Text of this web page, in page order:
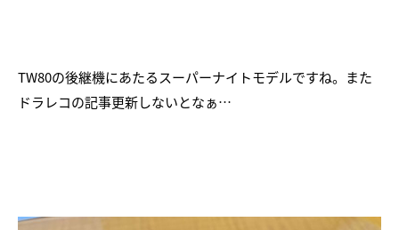
TW80の後継機にあたるスーパーナイトモデルですね。また
ドラレコの記事更新しないとなぁ…